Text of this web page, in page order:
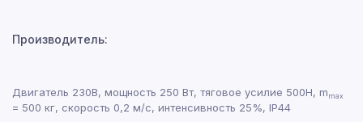
Производитель:
Двигатель 230В, мощность 250 Вт, тяговое усилие 500Н, m max
= 500 кг, скорость 0,2 м/с, интенсивность 25%, IP44